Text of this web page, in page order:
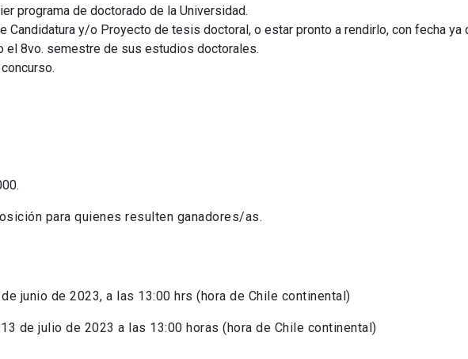
programa de doctorado de la Universidad.
Candidatura y/o Proyecto de tesis doctoral, o estar pronto a rendirlo, con fecha ya
el 8vo. semestre de sus estudios doctorales.
para quienes resulten ganadores/as.
junio de 2023, a las 13:00 hrs (hora de Chile continental)
de julio de 2023 a las 13:00 horas (hora de Chile continental)